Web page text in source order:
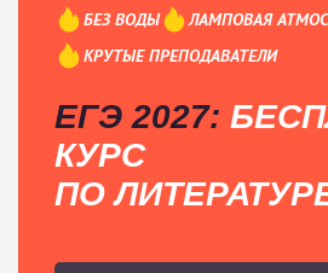
БЕЗ ВОДЫ
ЛАМПОВАЯ
КРУТЫЕ ПРЕПОДАВАТЕЛИ
ЕГЭ 2027:
КУРС
ПО